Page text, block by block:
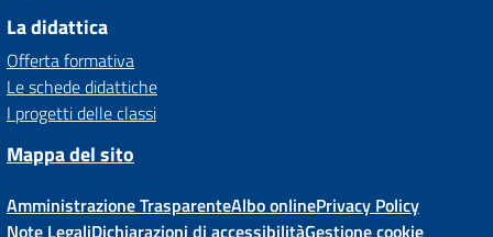
La didattica
Offerta formativa
Le schede didattiche
I progetti delle classi
Mappa del sito
Amministrazione TrasparenteAlbo onlinePrivacy Policy
Note LegaliDichiarazioni di accessibilitàGestione cookie